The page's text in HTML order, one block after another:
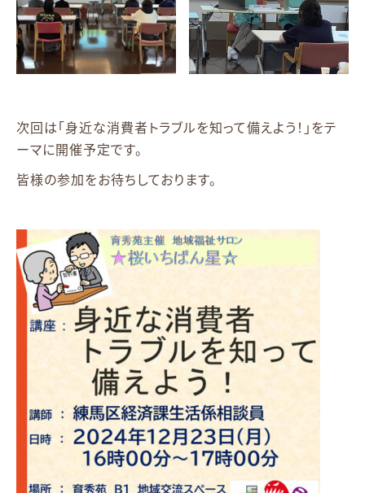
次回は「身近な消費者トラブルを知って備えよう！」をテ
ーマに開催予定です。
皆様の参加をお待ちしております。